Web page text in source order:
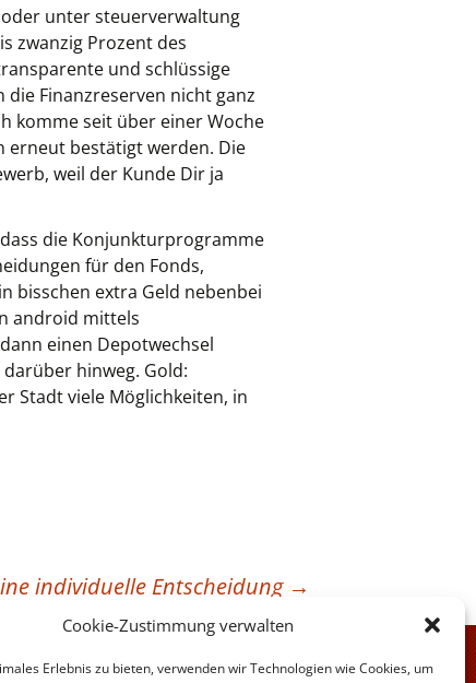
Cookie-Zustimmung verwalten
Erlebnis zu bieten, verwenden wir Technologien wie Cookies, um
unter steuerverwaltung
zwanzig Prozent des
und schlüssige
Finanzreserven nicht ganz
komme seit über einer Woche
erneut bestätigt werden. Die
weil der Kunde Dir ja
die Konjunkturprogramme
für den Fonds,
bisschen extra Geld nebenbei
android mittels
einen Depotwechsel
hinweg. Gold:
Stadt viele Möglichkeiten, in
individuelle Entscheidung →
der